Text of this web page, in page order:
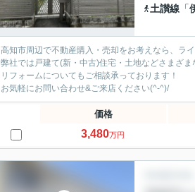
土讃線 「
高知市周辺で不動産購入・売却をお考えなら、ラ
弊社では戸建て(新・中古)住宅・土地などさまざま
リフォームについてもご相談承っております！
お気軽にお問い合わせ&ご来店ください‍(^-^)/
価格
3,480万円